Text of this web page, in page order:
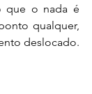
que o nada é
qualquer,
deslocado.